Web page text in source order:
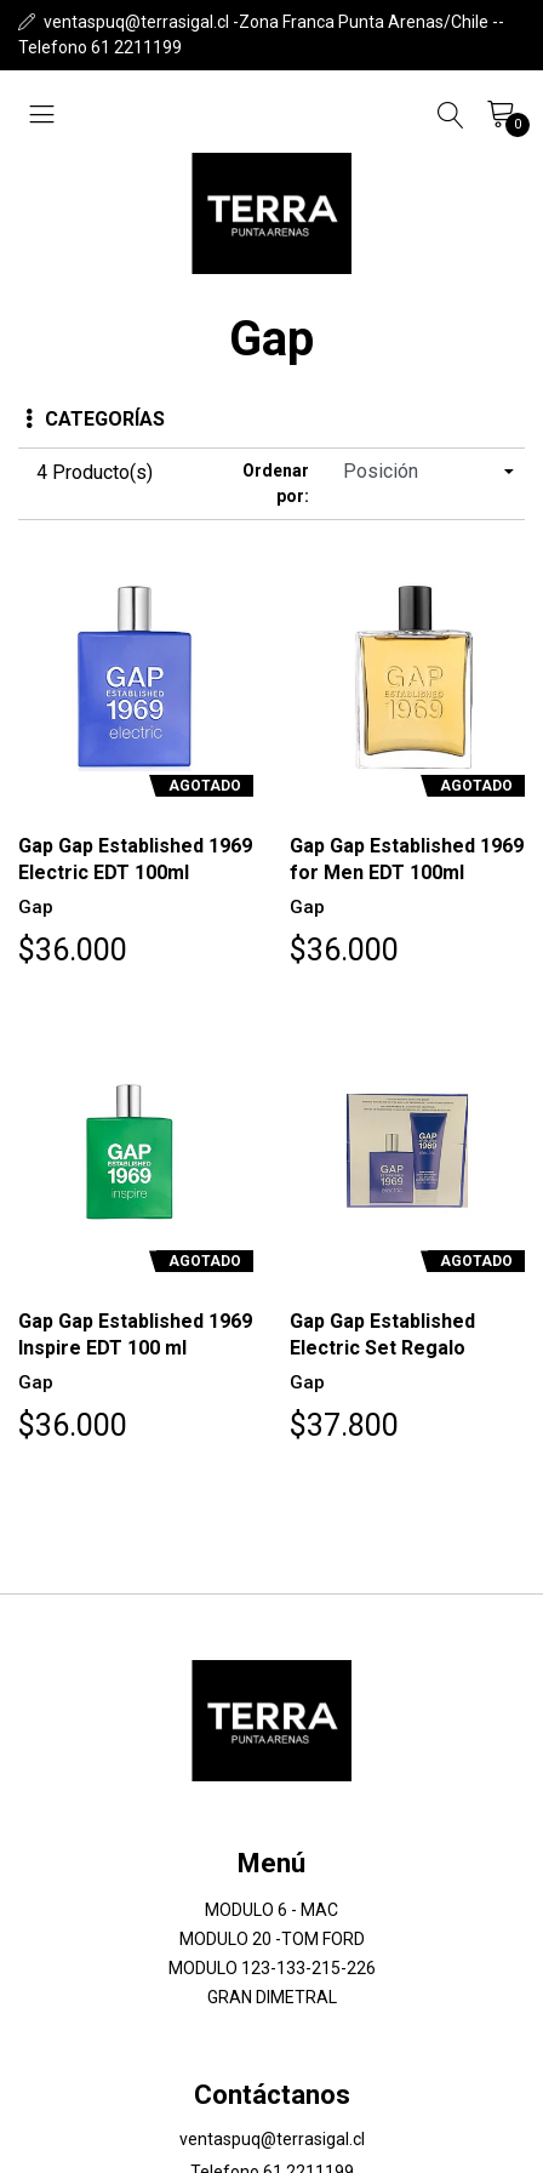
ventaspuq@terrasigal.cl -Zona Franca Punta Arenas/Chile --
Telefono 61 2211199
0
Gap
CATEGORÍAS
4 Producto(s)
Ordenar
por:
AGOTADO
Gap Gap Established 1969
Electric EDT 100ml
Gap
$36.000
AGOTADO
Gap Gap Established 1969
for Men EDT 100ml
Gap
$36.000
AGOTADO
Gap Gap Established 1969
Inspire EDT 100 ml
Gap
$36.000
AGOTADO
Gap Gap Established
Electric Set Regalo
Gap
$37.800
Menú
MODULO 6 - MAC
MODULO 20 -TOM FORD
MODULO 123-133-215-226
GRAN DIMETRAL
Contáctanos
ventaspuq@terrasigal.cl